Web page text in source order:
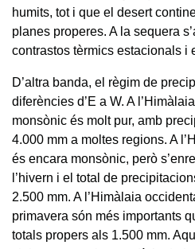
humits, tot i que el desert
planes properes. A la sequera
contrastos tèrmics estacionals i
D’altra banda, el règim de
diferències d’E a W. A
monsònic és molt pur, amb
4.000 mm a moltes regions. A
és encara monsònic, però
l’hivern i el total de
2.500 mm. A l’Himàlaia
primavera són més importants
totals propers als 1.500 mm.